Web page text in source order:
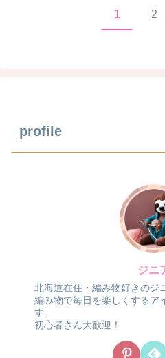
1 2
profile
ジニ
北海道在住・編み物好きのジ
編み物で毎日を楽しくするア
す。
初心者さん大歓迎！